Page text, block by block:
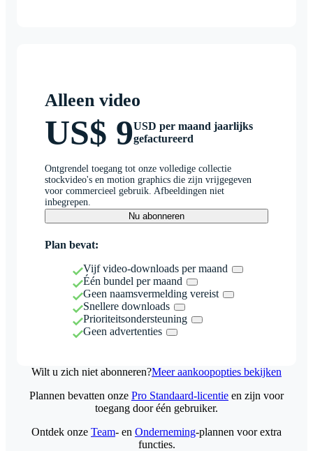
Alleen video
US$ 9USD per maand jaarlijks
gefactureerd
Ontgrendel toegang tot onze volledige collectie
stockvideo's en motion graphics die zijn vrijgegeven
voor commercieel gebruik. Afbeeldingen niet
inbegrepen.
Nu abonneren
Plan bevat:
Vijf video-downloads per maand
Één bundel per maand
Geen naamsvermelding vereist
Snellere downloads
Prioriteitsondersteuning
Geen advertenties
Wilt u zich niet abonneren?Meer aankoopopties bekijken
Plannen bevatten onze Pro Standaard-licentie en zijn voor
toegang door één gebruiker.
Ontdek onze Team- en Onderneming-plannen voor extra
functies.